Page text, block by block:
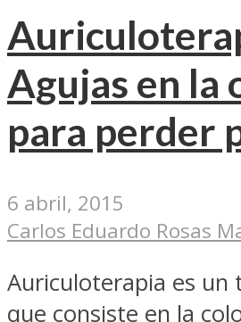
Agujas en la
para perder
6 abril, 2015
Carlos Eduardo Rosas
Auriculoterapia es
que consiste en la